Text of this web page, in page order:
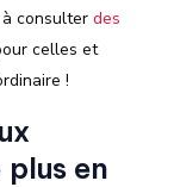
consulter des
celles et
!
en